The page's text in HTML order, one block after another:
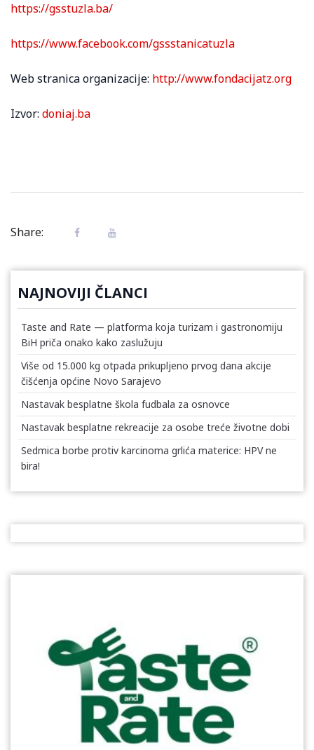
https://gsstuzla.ba/
https://www.facebook.com/gssstanicatuzla
Web stranica organizacije: http://www.fondacijatz.org
Izvor: doniaj.ba
Share:
NAJNOVIJI ČLANCI
Taste and Rate — platforma koja turizam i gastronomiju
BiH priča onako kako zaslužuju
Više od 15.000 kg otpada prikupljeno prvog dana akcije
čišćenja općine Novo Sarajevo
Nastavak besplatne škola fudbala za osnovce
Nastavak besplatne rekreacije za osobe treće životne dobi
Sedmica borbe protiv karcinoma grlića materice: HPV ne
bira!